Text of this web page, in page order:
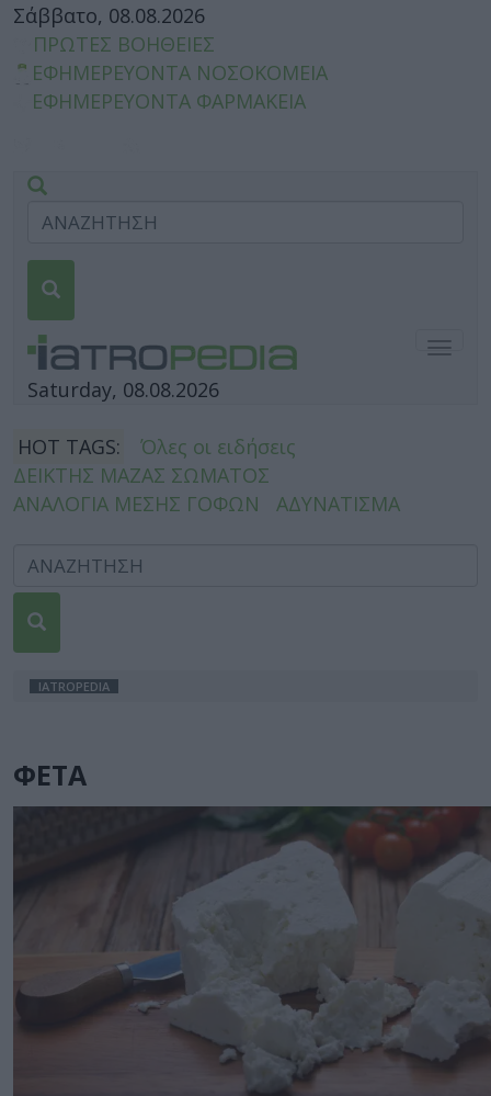
Σάββατο, 08.08.2026
ΠΡΩΤΕΣ ΒΟΗΘΕΙΕΣ
ΕΦΗΜΕΡΕΥΟΝΤΑ ΝΟΣΟΚΟΜΕΙΑ
ΕΦΗΜΕΡΕΥΟΝΤΑ ΦΑΡΜΑΚΕΙΑ
Saturday, 08.08.2026
HOT TAGS:
Όλες οι ειδήσεις
ΔΕΙΚΤΗΣ ΜΑΖΑΣ ΣΩΜΑΤΟΣ
ΑΝΑΛΟΓΙΑ ΜΕΣΗΣ ΓΟΦΩΝ
ΑΔΥΝΑΤΙΣΜΑ
IATROPEDIA
ΦΕΤΑ